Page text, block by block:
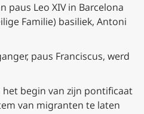
paus Leo XIV in Barcelona
Familie) basiliek, Antoni
paus Franciscus, werd
het begin van zijn pontificaat
van migranten te laten